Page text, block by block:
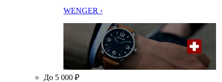
WENGER ›
До 5 000 ₽